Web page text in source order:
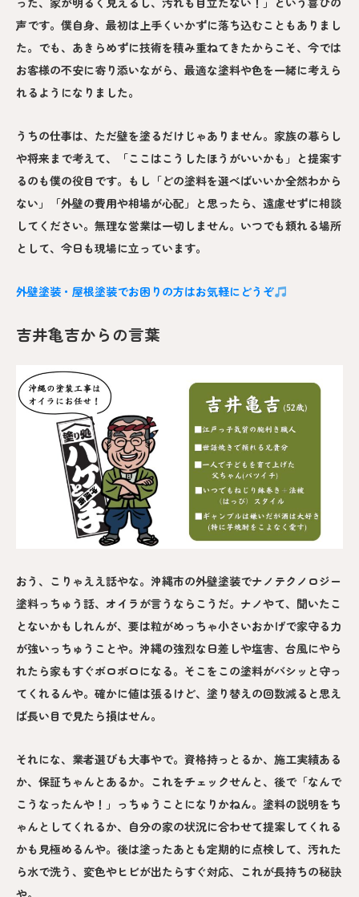
声です。僕自身、最初は上手くいかずに落ち込むこともありまし
た。でも、あきらめずに技術を積み重ねてきたからこそ、今では
お客様の不安に寄り添いながら、最適な塗料や色を一緒に考えら
れるようになりました。
うちの仕事は、ただ壁を塗るだけじゃありません。家族の暮らし
や将来まで考えて、「ここはこうしたほうがいいかも」と提案す
るのも僕の役目です。もし「どの塗料を選べばいいか全然わから
ない」「外壁の費用や相場が心配」と思ったら、遠慮せずに相談
してください。無理な営業は一切しません。いつでも頼れる場所
として、今日も現場に立っています。
外壁塗装・屋根塗装でお困りの方はお気軽にどうぞ
吉井亀吉からの言葉
おう、こりゃええ話やな。沖縄市の外壁塗装でナノテクノロジー
塗料っちゅう話、オイラが言うならこうだ。ナノやて、聞いたこ
とないかもしれんが、要は粒がめっちゃ小さいおかげで家守る力
が強いっちゅうことや。沖縄の強烈な日差しや塩害、台風にやら
れたら家もすぐボロボロになる。そこをこの塗料がバシッと守っ
てくれるんや。確かに値は張るけど、塗り替えの回数減ると思え
ば長い目で見たら損はせん。
それにな、業者選びも大事やで。資格持っとるか、施工実績ある
か、保証ちゃんとあるか。これをチェックせんと、後で「なんで
こうなったんや！」っちゅうことになりかねん。塗料の説明をち
ゃんとしてくれるか、自分の家の状況に合わせて提案してくれる
かも見極めるんや。後は塗ったあとも定期的に点検して、汚れた
ら水で洗う、変色やヒビが出たらすぐ対応、これが長持ちの秘訣